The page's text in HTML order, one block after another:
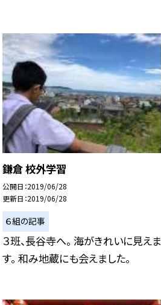
鎌倉 校外学習
公開日 2019/06/28
更新日 2019/06/28
６組の記事
３班、長谷寺へ。 海がきれいに見えま
す。 和み地蔵にも会えました。